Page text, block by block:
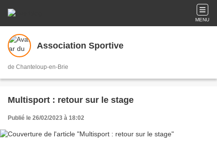
MENU
Association Sportive
de Chanteloup-en-Brie
Multisport : retour sur le stage
Publié le 26/02/2023 à 18:02